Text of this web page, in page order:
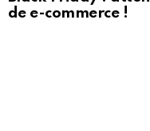
de e-commerce !